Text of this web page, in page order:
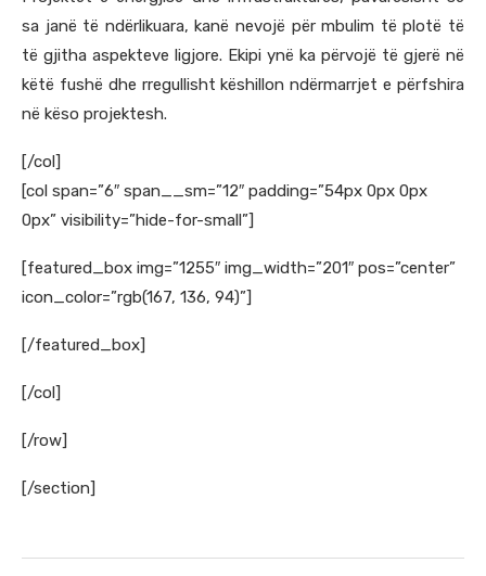
sa janë të ndërlikuara, kanë nevojë për mbulim të plotë të
të gjitha aspekteve ligjore. Ekipi ynë ka përvojë të gjerë në
këtë fushë dhe rregullisht këshillon ndërmarrjet e përfshira
në këso projektesh.
[/col]
[col span=”6″ span__sm=”12″ padding=”54px 0px 0px
0px” visibility=”hide-for-small”]
[featured_box img=”1255″ img_width=”201″ pos=”center”
icon_color=”rgb(167, 136, 94)”]
[/featured_box]
[/col]
[/row]
[/section]